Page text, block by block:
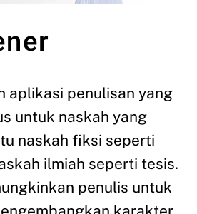
aplikasi penulisan yang
untuk naskah yang
naskah fiksi seperti
ilmiah seperti tesis.
penulis untuk